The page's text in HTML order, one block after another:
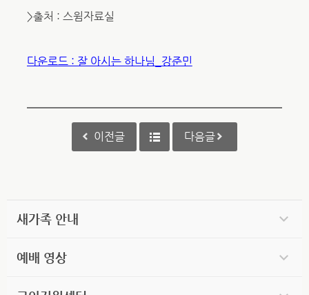
>출처 : 스윔자료실
다운로드 : 잘 아시는 하나님_강준민
이전글 다음글
새가족 안내
예배 영상